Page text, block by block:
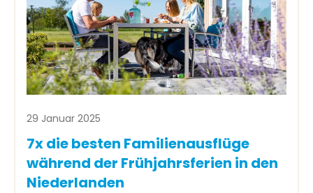
29 Januar 2025
7x die besten Familienausflüge
während der Frühjahrsferien in den
Niederlanden